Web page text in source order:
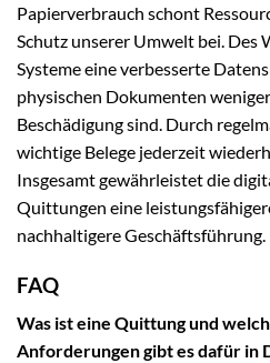
Papierverbrauch schont
Schutz unserer Umwelt bei. Des
Systeme eine verbesserte
physischen Dokumenten
Beschädigung sind. Durch
wichtige Belege jederzeit
Insgesamt gewährleistet die
Quittungen eine
nachhaltigere Geschäftsführung.
FAQ
Was ist eine Quittung und
Anforderungen gibt es dafür in